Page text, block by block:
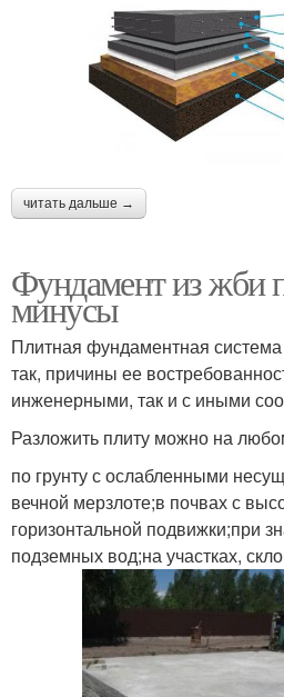
читать дальше →
Фундамент из жби
минусы
Плитная фундаментная система
так, причины ее
инженерными, так и с иными
Разложить плиту можно на
по грунту с ослабленными
вечной мерзлоте;в почвах с
горизонтальной подвижки;при
подземных вод;на участках,